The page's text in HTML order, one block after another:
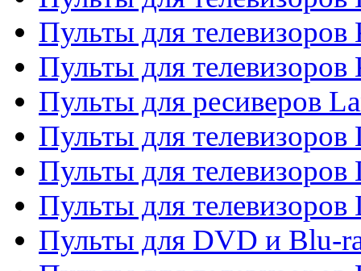
Пульты для
Пульты для
Пульты для ресиверов
Пульты для телевизоров
Пульты для телевизоров
Пульты для телевизоров
Пульты для DVD и Blu-